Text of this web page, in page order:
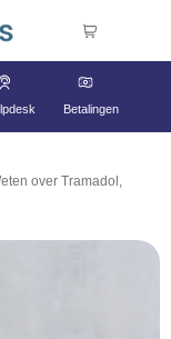
Betalingen
over Tramadol,